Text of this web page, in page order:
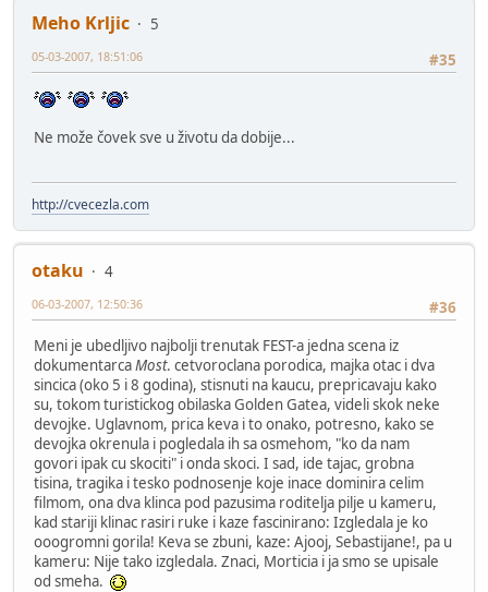
Meho Krljic
5
#35
05-03-2007, 18:51:06
Ne može čovek sve u životu da dobije...
http://cvecezla.com
otaku
4
#36
06-03-2007, 12:50:36
Meni je ubedljivo najbolji trenutak FEST-a jedna scena iz
dokumentarcaMost. cetvoroclana porodica, majka otac i dva
sincica (oko 5 i 8 godina), stisnuti na kaucu, prepricavaju kako
su, tokom turistickog obilaska Golden Gatea, videli skok neke
devojke. Uglavnom, prica keva i to onako, potresno, kako se
devojka okrenula i pogledala ih sa osmehom, "ko da nam
govori ipak cu skociti" i onda skoci. I sad, ide tajac, grobna
tisina, tragika i tesko podnosenje koje inace dominira celim
filmom, ona dva klinca pod pazusima roditelja pilje u kameru,
kad stariji klinac rasiri ruke i kaze fascinirano: Izgledala je ko
ooogromni gorila! Keva se zbuni, kaze: Ajooj, Sebastijane!, pa u
kameru: Nije tako izgledala. Znaci, Morticia i ja smo se upisale
od smeha.